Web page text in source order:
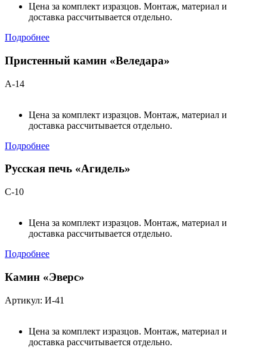
Цена за комплект изразцов. Монтаж, материал и
доставка рассчитывается отдельно.
Подробнее
Пристенный камин «Веледара»
А-14
Цена за комплект изразцов. Монтаж, материал и
доставка рассчитывается отдельно.
Подробнее
Русская печь «Агидель»
С-10
Цена за комплект изразцов. Монтаж, материал и
доставка рассчитывается отдельно.
Подробнее
Камин «Эверс»
Артикул: И-41
Цена за комплект изразцов. Монтаж, материал и
доставка рассчитывается отдельно.